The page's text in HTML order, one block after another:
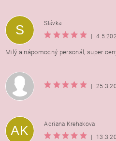
Vložením hodnotenie súhlasíte s
osobných údajov
S
Slávka
|
Milý a nápomocný personál, super
|
AK
Adriana Krehakova
|